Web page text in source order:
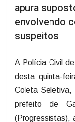
apura
envolvendo
suspeitos
A Polícia Civil
desta quinta-
Coleta Seletiva,
prefeito de
(Progressistas),